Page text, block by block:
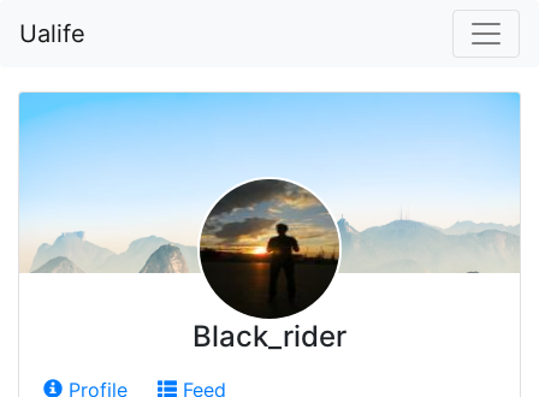
Ualife
Black_rider
Profile
Feed